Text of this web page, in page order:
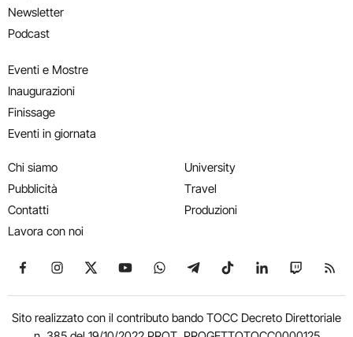
Newsletter
Podcast
Eventi e Mostre
Inaugurazioni
Finissage
Eventi in giornata
Chi siamo
Pubblicità
Contatti
Lavora con noi
University
Travel
Produzioni
Seguici su Facebook
Seguici su Instagram
Seguici su X
Seguici su YouTube
Seguici su WhatsApp
Seguici su Telegram
Seguici su TikTok
Seguici su
Seguici
Sito realizzato con il contributo bando TOCC Decreto Direttoriale